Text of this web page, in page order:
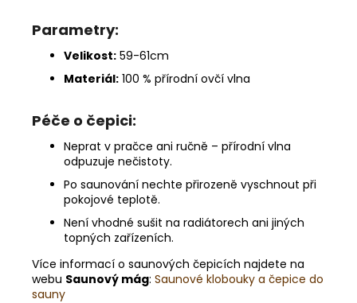
Parametry:
Velikost: 59-61cm
Materiál: 100 % přírodní ovčí vlna
Péče o čepici:
Neprat v pračce ani ručně – přírodní vlna
odpuzuje nečistoty.
Po saunování nechte přirozeně vyschnout při
pokojové teplotě.
Není vhodné sušit na radiátorech ani jiných
topných zařízeních.
Více informací o saunových čepicích najdete na
webu Saunový mág: Saunové klobouky a čepice do
sauny